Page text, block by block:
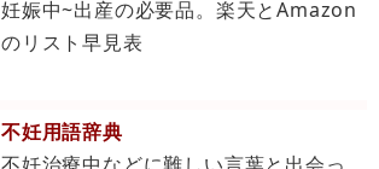
妊娠中~出産の必要品。楽天とAmazon
のリスト早見表
不妊用語辞典